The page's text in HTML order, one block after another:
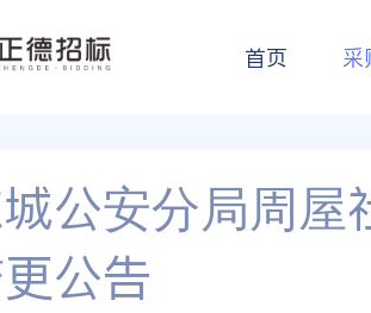
首页 采
公安分局周
公告